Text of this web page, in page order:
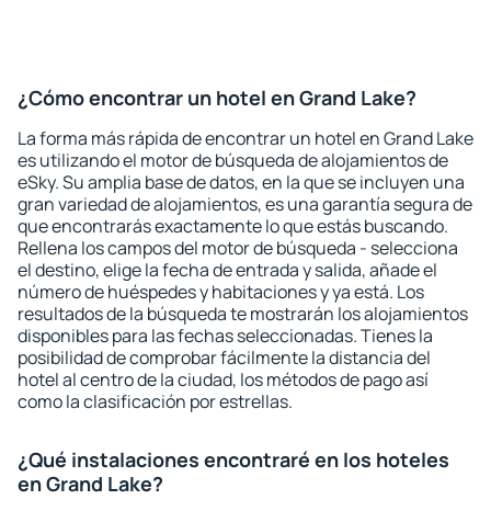
¿Cómo encontrar un hotel en Grand Lake?
La forma más rápida de encontrar un hotel en Grand Lake
es utilizando el motor de búsqueda de alojamientos de
eSky. Su amplia base de datos, en la que se incluyen una
gran variedad de alojamientos, es una garantía segura de
que encontrarás exactamente lo que estás buscando.
Rellena los campos del motor de búsqueda - selecciona
el destino, elige la fecha de entrada y salida, añade el
número de huéspedes y habitaciones y ya está. Los
resultados de la búsqueda te mostrarán los alojamientos
disponibles para las fechas seleccionadas. Tienes la
posibilidad de comprobar fácilmente la distancia del
hotel al centro de la ciudad, los métodos de pago así
como la clasificación por estrellas.
¿Qué instalaciones encontraré en los hoteles
en Grand Lake?